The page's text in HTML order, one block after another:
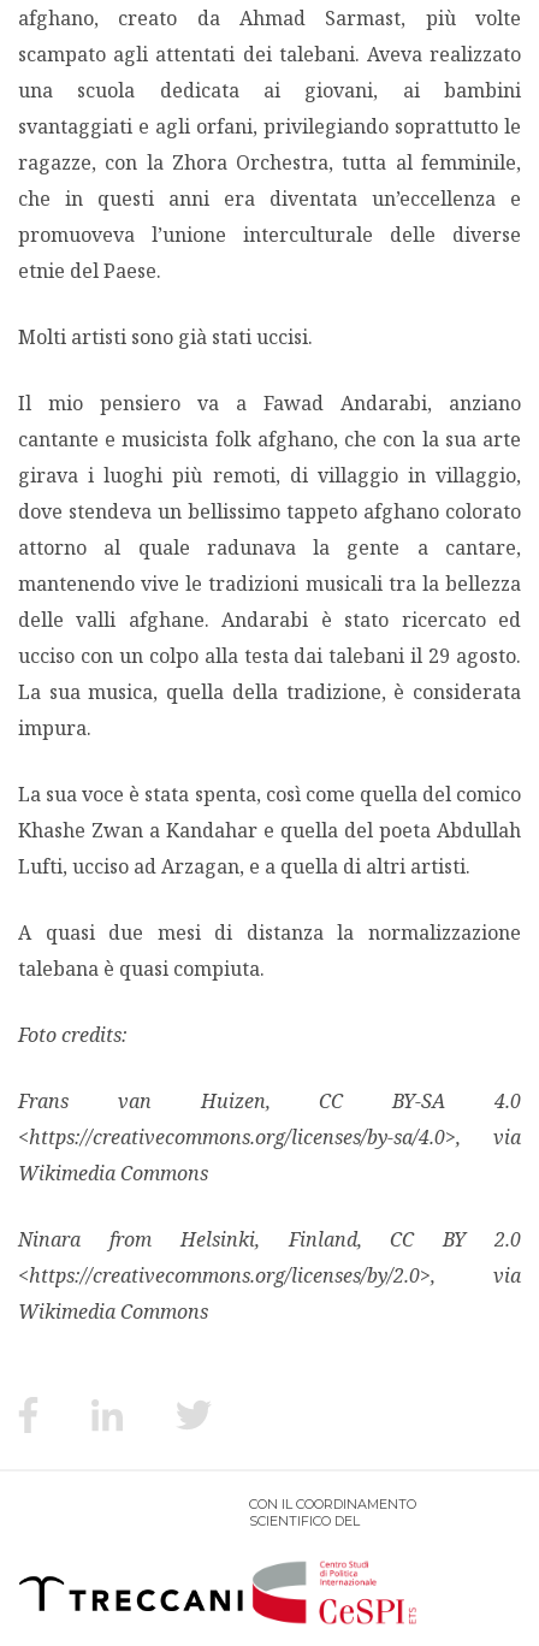
afghano, creato da Ahmad Sarmast, più volte
scampato agli attentati dei talebani. Aveva realizzato
una scuola dedicata ai giovani, ai bambini
svantaggiati e agli orfani, privilegiando soprattutto le
ragazze, con la Zhora Orchestra, tutta al femminile,
che in questi anni era diventata un’eccellenza e
promuoveva l’unione interculturale delle diverse
etnie del Paese.
Molti artisti sono già stati uccisi.
Il mio pensiero va a Fawad Andarabi, anziano
cantante e musicista folk afghano, che con la sua arte
girava i luoghi più remoti, di villaggio in villaggio,
dove stendeva un bellissimo tappeto afghano colorato
attorno al quale radunava la gente a cantare,
mantenendo vive le tradizioni musicali tra la bellezza
delle valli afghane. Andarabi è stato ricercato ed
ucciso con un colpo alla testa dai talebani il 29 agosto.
La sua musica, quella della tradizione, è considerata
impura.
La sua voce è stata spenta, così come quella del comico
Khashe Zwan a Kandahar e quella del poeta Abdullah
Lufti, ucciso ad Arzagan, e a quella di altri artisti.
A quasi due mesi di distanza la normalizzazione
talebana è quasi compiuta.
Foto credits:
Frans van Huizen, CC BY-SA 4.0
<https://creativecommons.org/licenses/by-sa/4.0>, via
Wikimedia Commons
Ninara from Helsinki, Finland, CC BY 2.0
<https://creativecommons.org/licenses/by/2.0>, via
Wikimedia Commons
CON IL COORDINAMENTO
SCIENTIFICO DEL